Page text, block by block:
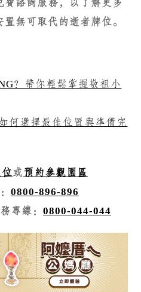
諮詢服務，以了解更多
無可取代的逝者牌位。
？帶你輕鬆掌握敬祖小
何選擇最佳位置與準備完
或預約參觀園區
0800-896-896
專線： 0800-044-044